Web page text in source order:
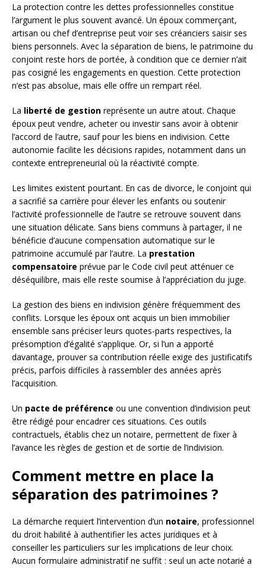
La protection contre les dettes professionnelles constitue
l’argument le plus souvent avancé. Un époux commerçant,
artisan ou chef d’entreprise peut voir ses créanciers saisir ses
biens personnels. Avec la séparation de biens, le patrimoine du
conjoint reste hors de portée, à condition que ce dernier n’ait
pas cosigné les engagements en question. Cette protection
n’est pas absolue, mais elle offre un rempart réel.
La liberté de gestion représente un autre atout. Chaque
époux peut vendre, acheter ou investir sans avoir à obtenir
l’accord de l’autre, sauf pour les biens en indivision. Cette
autonomie facilite les décisions rapides, notamment dans un
contexte entrepreneurial où la réactivité compte.
Les limites existent pourtant. En cas de divorce, le conjoint qui
a sacrifié sa carrière pour élever les enfants ou soutenir
l’activité professionnelle de l’autre se retrouve souvent dans
une situation délicate. Sans biens communs à partager, il ne
bénéficie d’aucune compensation automatique sur le
patrimoine accumulé par l’autre. La prestation
compensatoire prévue par le Code civil peut atténuer ce
déséquilibre, mais elle reste soumise à l’appréciation du juge.
La gestion des biens en indivision génère fréquemment des
conflits. Lorsque les époux ont acquis un bien immobilier
ensemble sans préciser leurs quotes-parts respectives, la
présomption d’égalité s’applique. Or, si l’un a apporté
davantage, prouver sa contribution réelle exige des justificatifs
précis, parfois difficiles à rassembler des années après
l’acquisition.
Un pacte de préférence ou une convention d’indivision peut
être rédigé pour encadrer ces situations. Ces outils
contractuels, établis chez un notaire, permettent de fixer à
l’avance les règles de gestion et de sortie de l’indivision.
Comment mettre en place la
séparation des patrimoines ?
La démarche requiert l’intervention d’un notaire, professionnel
du droit habilité à authentifier les actes juridiques et à
conseiller les particuliers sur les implications de leur choix.
Aucun formulaire administratif ne suffit : seul un acte notarié a